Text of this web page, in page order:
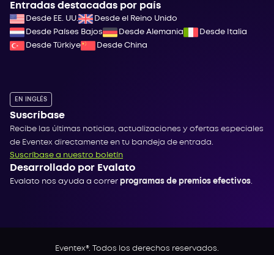
Entradas destacadas por país
Desde EE. UU.
Desde el Reino Unido
Desde Países Bajos
Desde Alemania
Desde Italia
Desde Türkiye
Desde China
EN INGLÉS
Suscríbase
Recibe las últimas noticias, actualizaciones y ofertas especiales
de Eventex directamente en tu bandeja de entrada.
Suscríbase a nuestro boletín
Desarrollado por Evalato
Evalato nos ayuda a correr programas de premios efectivos
Eventex®. Todos los derechos reservados.